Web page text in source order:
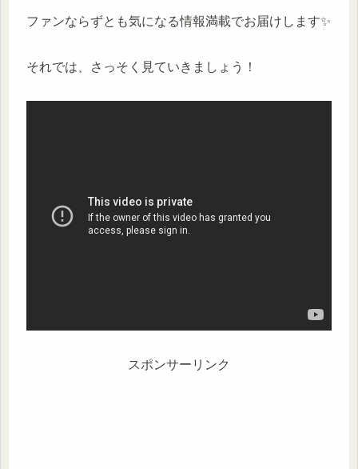
ファンならずとも気になる情報満載でお届けします✨
それでは、さっそく見ていきましょう！
スポンサーリンク